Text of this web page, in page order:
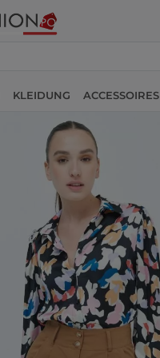
KLEIDUNG ACCESSOIRES